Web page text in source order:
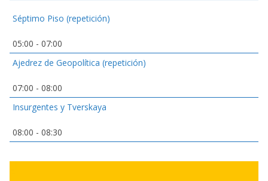
Séptimo Piso (repetición)
05:00 - 07:00
Ajedrez de Geopolítica (repetición)
07:00 - 08:00
Insurgentes y Tverskaya
08:00 - 08:30